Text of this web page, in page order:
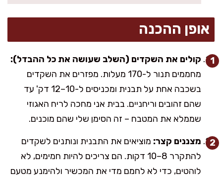
אופן ההכנה
קולים את השקדים (השלב שעושה את כל ההבדל):
מחממים תנור ל-170 מעלות. מפזרים את השקדים
בשכבה אחת על תבנית ומכניסים ל-10–12 דק' עד
שהם זהובים וריחניים. בבית אני מחכה לריח האגוזי
שממלא את המטבח – זה הסימן שלי שהם מוכנים.
מצננים קצר: מוציאים את התבנית ונותנים לשקדים
להתקרר 8–10 דקות. הם צריכים להיות חמימים, לא
לוהטים, כדי לא לחמם מדי את המכשיר ולהימנע מטעם